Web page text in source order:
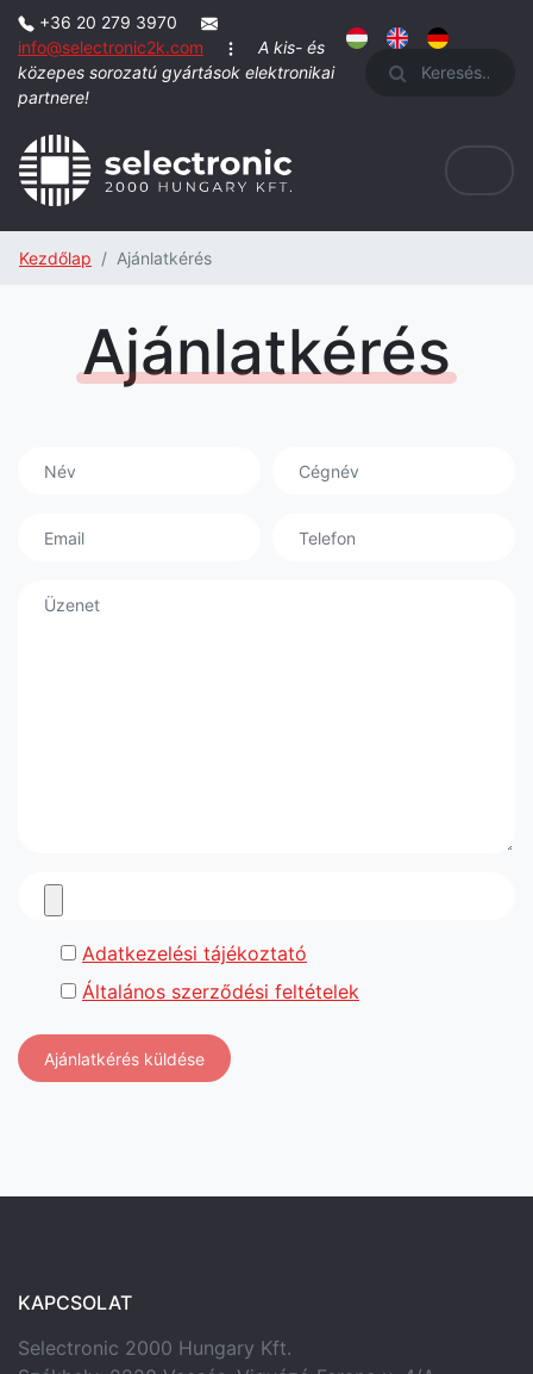
+36 20 279 3970
info@selectronic2k.com
A kis- és
közepes sorozatú gyártások elektronikai
partnere!
Keresés
Kezdőlap Ajánlatkérés
Ajánlatkérés
Adatkezelési tájékoztató
Általános szerződési feltételek
KAPCSOLAT
Selectronic 2000 Hungary Kft.